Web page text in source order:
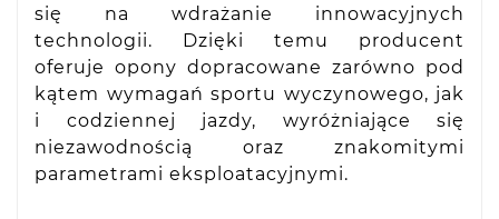
się na wdrażanie innowacyjnych
technologii. Dzięki temu producent
oferuje opony dopracowane zarówno pod
kątem wymagań sportu wyczynowego, jak
i codziennej jazdy, wyróżniające się
niezawodnością oraz znakomitymi
parametrami eksploatacyjnymi.